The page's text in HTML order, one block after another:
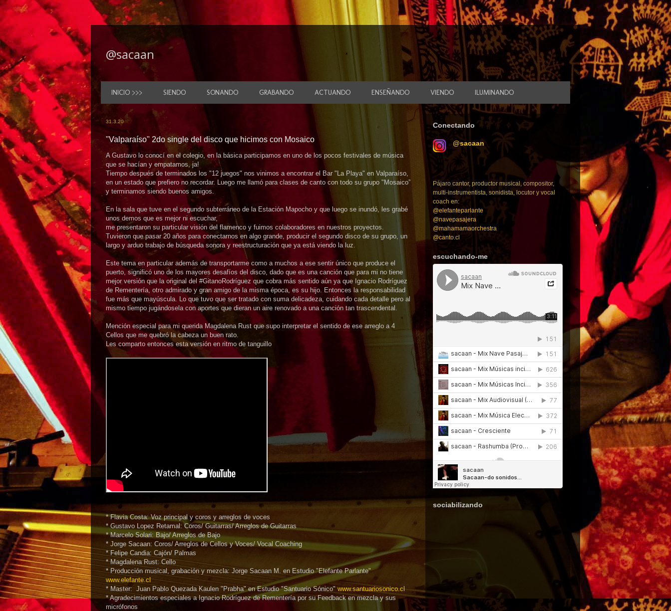
@sacaan
INICIO >>> SIENDO SONANDO GRABANDO ACTUANDO ENSEÑANDO VIENDO ILUMINANDO
31.3.20
"Valparaíso" 2do single del disco que hicimos con Mosaico
A Gustavo lo conocí en el colegio, en la básica participamos en uno de los pocos festivales de música
que se hacían y empatamos, ja!
Tiempo después de terminados los "12 juegos" nos vinimos a encontrar el Bar "La Playa" en Valparaíso,
en un estado que prefiero no recordar. Luego me llamó para clases de canto con todo su grupo "Mosaico”
y terminamos siendo buenos amigos.
En la sala que tuve en el segundo subterráneo de la Estación Mapocho y que luego se inundó, les grabé
unos demos que es mejor ni escuchar,
me presentaron su particular visión del flamenco y fuimos colaboradores en nuestros proyectos.
Tuvieron que pasar 20 años para conectarnos en algo grande, producir el segundo disco de su grupo, un
largo y arduo trabajo de búsqueda sonora y reestructuración que ya está viendo la luz.
Este tema en particular además de transportarme como a muchos a ese sentir único que produce el
puerto, significó uno de los mayores desafíos del disco, dado que es una canción que para mi no tiene
mejor versión que la original del #GitanoRodríguez que cobra más sentido aún ya que Ignacio Rodríguez
de Rementería, otro admirado y gran amigo de la misma época, es su hijo. Entonces la responsabilidad
fue más que mayúscula. Lo que tuvo que ser tratado con suma delicadeza, cuidando cada detalle pero al
mismo tiempo jugándosela con aportes que dieran un aire renovado a una canción tan trascendental.
Mención especial para mi querida Magdalena Rust que supo interpretar el sentido de ese arreglo a 4
Cellos que me quebró la cabeza un buen rato.
Les comparto entonces esta versión en ritmo de tanguillo
* Flavia Costa: Voz principal y coros y arreglos de voces
* Gustavo Lopez Retamal: Coros/ Guitarras/ Arreglos de Guitarras
* Marcelo Solari: Bajo/ Arreglos de Bajo
* Jorge Sacaan: Coros/ Arreglos de Cellos y Voces/ Vocal Coaching
* Felipe Candia: Cajón/ Palmas
* Magdalena Rust: Cello
* Producción musical, grabación y mezcla: Jorge Sacaan M. en Estudio "Elefante Parlante"
www.elefante.cl
* Master: Juan Pablo Quezada Kaulen "Prabha" en Estudio "Santuario Sónico" www.santuariosonico.cl
* Agradecimientos especiales a Ignacio Rodríguez de Rementería por su Feedback en mezcla y sus
micrófonos
Conectando
@sacaan
Pájaro cantor, productor musical, compositor,
multi-instrumentista, sonidista, locutor y vocal
coach en:
@elefanteparlante
@navepasajera
@mahamamaorchestra
@canto.cl
escuchando-me
sociabilizando